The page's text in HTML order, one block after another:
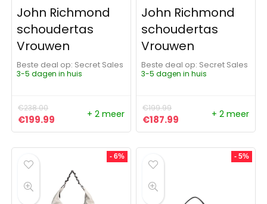
John Richmond
schoudertas
Vrouwen
Beste deal op:
Secret Sales
3-5 dagen in huis
€238.00
Oorspronkelijke prijs was: €238.00.
€199.99 Huidige prijs is: €199.99.
+ 2 meer
John Richmond
schoudertas
Vrouwen
Beste deal op:
Secret Sales
3-5 dagen in huis
€199.99
Oorspronkelijke prijs was:
€187.99 Huidige prijs is:
+ 2 meer
- 6% - 5%